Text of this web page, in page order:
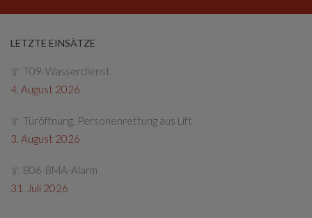
LETZTE EINSÄTZE
T09-Wasserdienst
4. August 2026
Türöffnung, Personenrettung aus Lift
3. August 2026
B06-BMA-Alarm
31. Juli 2026